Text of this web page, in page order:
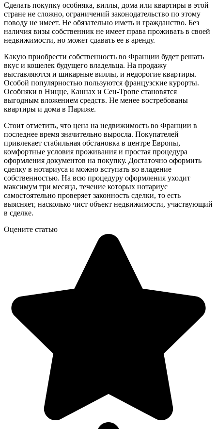
Сделать покупку особняка, виллы, дома или квартиры в этой
стране не сложно, ограничений законодательство по этому
поводу не имеет. Не обязательно иметь и гражданство. Без
наличия визы собственник не имеет права проживать в своей
недвижимости, но может сдавать ее в аренду.
Какую приобрести собственность во Франции будет решать
вкус и кошелек будущего владельца. На продажу
выставляются и шикарные виллы, и недорогие квартиры.
Особой популярностью пользуются французские курорты.
Особняки в Ницце, Каннах и Сен-Тропе становятся
выгодным вложением средств. Не менее востребованы
квартиры и дома в Париже.
Стоит отметить, что цена на недвижимость во Франции в
последнее время значительно выросла. Покупателей
привлекает стабильная обстановка в центре Европы,
комфортные условия проживания и простая процедура
оформления документов на покупку. Достаточно оформить
сделку в нотариуса и можно вступать во владение
собственностью. На всю процедуру оформления уходит
максимум три месяца, течение которых нотариус
самостоятельно проверяет законность сделки, то есть
выясняет, насколько чист объект недвижимости, участвующий
в сделке.
Оцените статью